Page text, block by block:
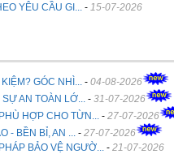
YÊU CẦU GI... - 15-07-2026
GÓC NHÌ... - 04-08-2026
AN TOÀN LỚ... - 31-07-2026
HỢP CHO TỪN... - 27-07-2026
- BỀN BỈ, AN ... - 27-07-2026
BẢO VỆ NGƯỜ... - 21-07-2026